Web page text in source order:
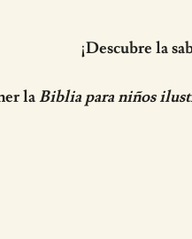
¡Descubre la
laBiblia para niños